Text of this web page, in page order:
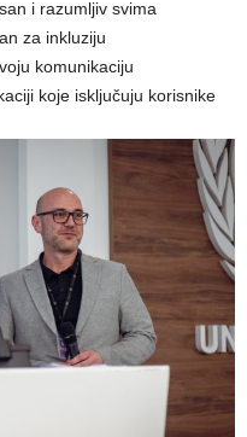
i razumljiv svima
za inkluziju
komunikaciju
koje isključuju korisnike